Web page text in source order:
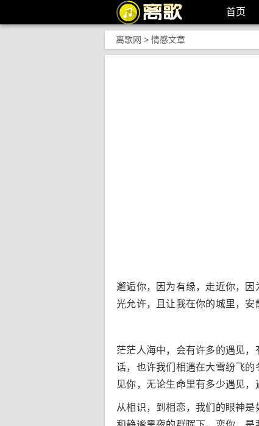
首页
离歌网 > 情感文章
邂逅你，因为有缘，走近你，
光允许，且让我在你的城里，安
茫茫人海中，会有许多的遇见
话，也许我们相遇在大雪纷飞
见你，无论生命里有多少遇见，
从相识，到相恋，我们的眼神